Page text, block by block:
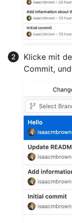
Klicke mit
Commit,